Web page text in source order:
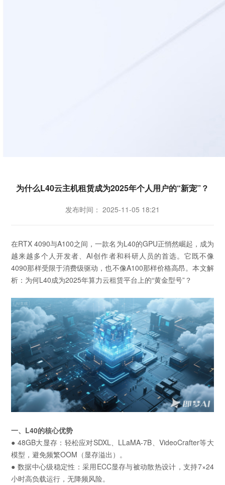
为什么L40云主机租赁成为2025年个人用户的“新宠”？
发布时间： 2025-11-05 18:21
在RTX 4090与A100之间，一款名为L40的GPU正悄然崛起，成为
越来越多个人开发者、AI创作者和科研人员的首选。它既不像
4090那样受限于消费级驱动，也不像A100那样价格高昂。本文解
析：为何L40成为2025年算力云租赁平台上的“黄金型号”？
一、L40的核心优势
● 48GB大显存：轻松应对SDXL、LLaMA-7B、VideoCrafter等大
模型，避免频繁OOM（显存溢出）。
● 数据中心级稳定性：采用ECC显存与被动散热设计，支持7×24
小时高负载运行，无降频风险。